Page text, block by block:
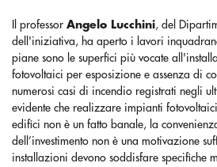
Il professor Angelo Lucchini , del
dell'iniziativa, ha aperto i lavori
piane sono le superfici più vocate
fotovoltaici per esposizione e assenza di
numerosi casi di incendio registrati negli
evidente che realizzare impianti
edifici non è un fatto banale, la
dell’investimento non è una motivazione
installazioni devono soddisfare specifiche